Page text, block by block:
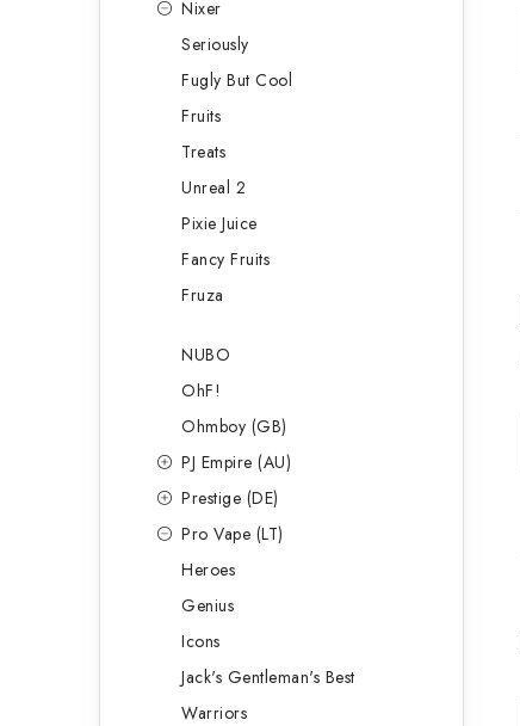
Nixer
Seriously
Fugly But Cool
Fruits
Treats
Unreal 2
Pixie Juice
Fancy Fruits
Fruza
NUBO
OhF!
Ohmboy (GB)
PJ Empire (AU)
Prestige (DE)
Pro Vape (LT)
Heroes
Genius
Icons
Jack's Gentleman's Best
Warriors